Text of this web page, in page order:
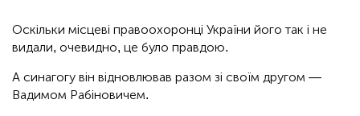
Оскільки місцеві правоохоронці України його так і не
видали, очевидно, це було правдою.
А синагогу він відновлював разом зі своїм другом —
Вадимом Рабіновичем.